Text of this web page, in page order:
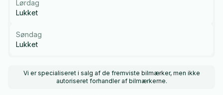
Lørdag
Lukket
Søndag
Lukket
Vi er specialiseret i salg af de fremviste bilmærker, men ikke
autoriseret forhandler af bilmærkerne.